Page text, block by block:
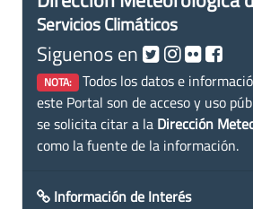
Servicios Climáticos
Siguenos en
NOTA: Todos los datos e
este Portal son de acceso y uso
se solicita citar a la Dirección
como la fuente de la información.
Información de Interés